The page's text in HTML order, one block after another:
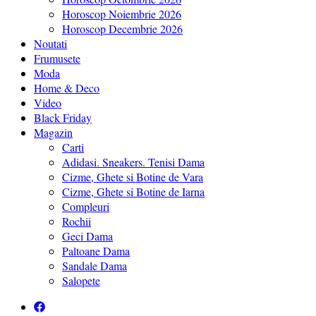
Horoscop Noiembrie 2026
Horoscop Decembrie 2026
Noutati
Frumusete
Moda
Home & Deco
Video
Black Friday
Magazin
Carti
Adidasi. Sneakers. Tenisi Dama
Cizme, Ghete si Botine de Vara
Cizme, Ghete si Botine de Iarna
Compleuri
Rochii
Geci Dama
Paltoane Dama
Sandale Dama
Salopete